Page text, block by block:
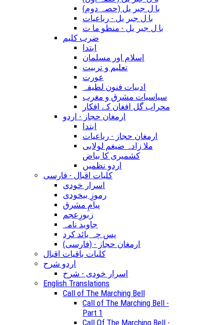
(با ل جبر یل (حصہ دوم
با ل جبر یل - رباعيات
با ل جبر یل - منظو ما ت
ضرب کلیم
ابتدا
اسلام اور مسلمان
تعلیم و تربیت
عورت
ادبیات فنون لطیفہ
سیاسیات مشرق و مغرب
محراب گل افغان کے افکار
ارمغان حجاز - اردو
ابتدا
ارمغان حجاز - رباعیات
ملا زادہ ضیغم لولابی
کشمیری کا بیاض
اردو نظمیں
کلیات اقبال - فارسی
اسرار خودی
رموزِ بیخودی
پیامِ مشرق
زبورِعجم
جاوید نامہ
پس چہ بائد کرد
(ارمغان حجاز - (فارسی
کلیات باقیات اقبال
اردو شرح
اسرار خودی - شرح
English Translations
Call of The Marching Bell
Call of The Marching Bell -
Part 1
Call Of The Marching Bell -